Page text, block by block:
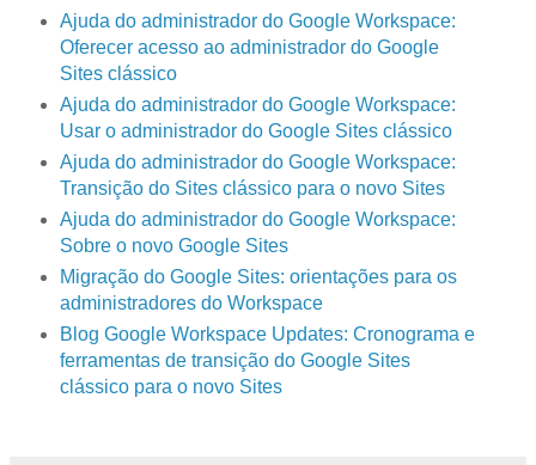
Ajuda do administrador do Google Workspace:
Oferecer acesso ao administrador do Google
Sites clássico
Ajuda do administrador do Google Workspace:
Usar o administrador do Google Sites clássico
Ajuda do administrador do Google Workspace:
Transição do Sites clássico para o novo Sites
Ajuda do administrador do Google Workspace:
Sobre o novo Google Sites
Migração do Google Sites: orientações para os
administradores do Workspace
Blog Google Workspace Updates: Cronograma e
ferramentas de transição do Google Sites
clássico para o novo Sites